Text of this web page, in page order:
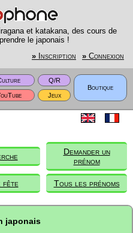
et katakana, des cours de
le japonais !
» Inscription » Connexion
Q/R
Boutique
Jeux
Demander un
prénom
fête Tous les prénoms
japonais